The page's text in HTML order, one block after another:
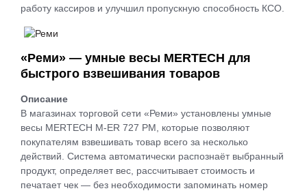
работу кассиров и улучшил пропускную способность КСО.
«Реми» — умные весы MERTECH для
быстрого взвешивания товаров
Описание
В магазинах торговой сети «Реми» установлены умные
весы MERTECH M-ER 727 PM, которые позволяют
покупателям взвешивать товар всего за несколько
действий. Система автоматически распознаёт выбранный
продукт, определяет вес, рассчитывает стоимость и
печатает чек — без необходимости запоминать номер